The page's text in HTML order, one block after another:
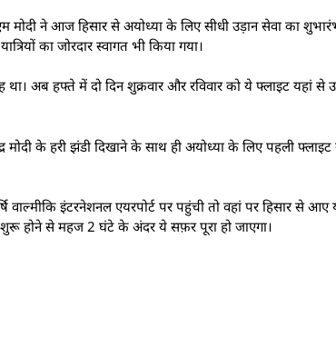
मोदी ने आज हिसार से अयोध्या के लिए सीधी उड़ान सेवा का
का जोरदार स्वागत भी किया गया।
अब हफ्ते में दो दिन शुक्रवार और रविवार को ये फ्लाइट यहां से
मोदी के हरी झंडी दिखाने के साथ ही अयोध्या के लिए पहली फ्लाइट
इंटरनेशनल एयरपोर्ट पर पहुंची तो वहां पर हिसार से आए
होने से महज 2 घंटे के अंदर ये सफ़र पूरा हो जाएगा।